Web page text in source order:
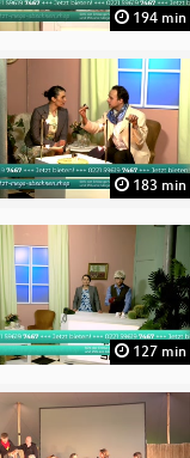
194 min
183 min
127 min